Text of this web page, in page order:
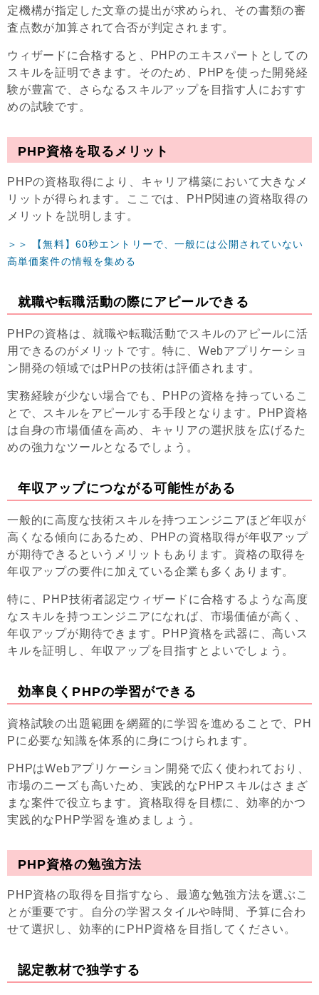
定機構が指定した文章の提出が求められ、その書類の審
査点数が加算されて合否が判定されます。
ウィザードに合格すると、PHPのエキスパートとしての
スキルを証明できます。そのため、PHPを使った開発経
験が豊富で、さらなるスキルアップを目指す人におすす
めの試験です。
PHP資格を取るメリット
PHPの資格取得により、キャリア構築において大きなメ
リットが得られます。ここでは、PHP関連の資格取得の
メリットを説明します。
＞＞ 【無料】60秒エントリーで、一般には公開されていない
高単価案件の情報を集める
就職や転職活動の際にアピールできる
PHPの資格は、就職や転職活動でスキルのアピールに活
用できるのがメリットです。特に、Webアプリケーショ
ン開発の領域ではPHPの技術は評価されます。
実務経験が少ない場合でも、PHPの資格を持っているこ
とで、スキルをアピールする手段となります。PHP資格
は自身の市場価値を高め、キャリアの選択肢を広げるた
めの強力なツールとなるでしょう。
年収アップにつながる可能性がある
一般的に高度な技術スキルを持つエンジニアほど年収が
高くなる傾向にあるため、PHPの資格取得が年収アップ
が期待できるというメリットもあります。資格の取得を
年収アップの要件に加えている企業も多くあります。
特に、PHP技術者認定ウィザードに合格するような高度
なスキルを持つエンジニアになれば、市場価値が高く、
年収アップが期待できます。PHP資格を武器に、高いス
キルを証明し、年収アップを目指すとよいでしょう。
効率良くPHPの学習ができる
資格試験の出題範囲を網羅的に学習を進めることで、PH
Pに必要な知識を体系的に身につけられます。
PHPはWebアプリケーション開発で広く使われており、
市場のニーズも高いため、実践的なPHPスキルはさまざ
まな案件で役立ちます。資格取得を目標に、効率的かつ
実践的なPHP学習を進めましょう。
PHP資格の勉強方法
PHP資格の取得を目指すなら、最適な勉強方法を選ぶこ
とが重要です。自分の学習スタイルや時間、予算に合わ
せて選択し、効率的にPHP資格を目指してください。
認定教材で独学する